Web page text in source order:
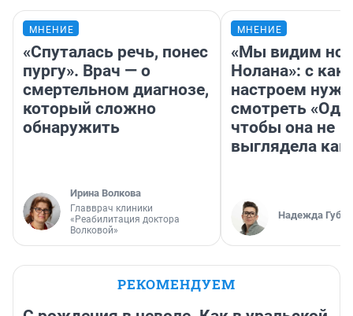
МНЕНИЕ
«Спуталась речь, понес
пургу». Врач — о
смертельном диагнозе,
который сложно
обнаружить
Ирина Волкова
Главврач клиники
«Реабилитация доктора
Волковой»
МНЕНИЕ
«Мы видим
Нолана»: с
настроем
смотреть
чтобы она не
выглядела как
Надежда
РЕКОМЕНДУЕМ